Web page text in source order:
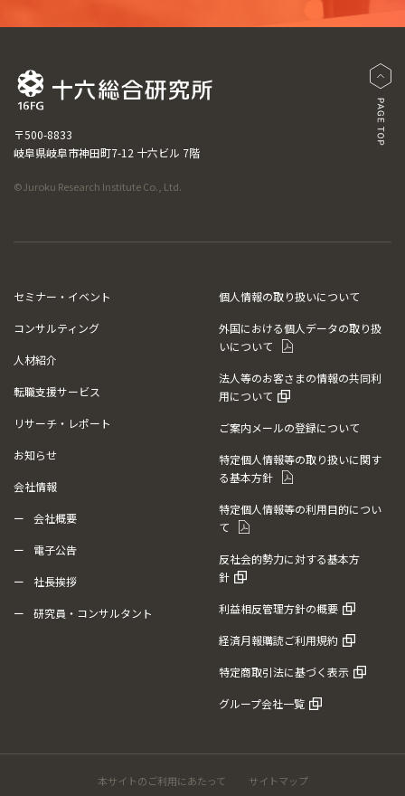
〒500-8833
岐阜県岐阜市神田町7-12 十六ビル 7階
©Juroku Research Institute Co., Ltd.
セミナー・イベント
コンサルティング
人材紹介
転職支援サービス
リサーチ・レポート
お知らせ
会社情報
会社概要
電子公告
社長挨拶
研究員・コンサルタント
個人情報の取り扱いについて
外国における個人データの取り扱
いについて
法人等のお客さまの情報の共同利
用について
ご案内メールの登録について
特定個人情報等の取り扱いに関す
る基本方針
特定個人情報等の利用目的につい
て
反社会的勢力に対する基本方
針
利益相反管理方針の概要
経済月報購読ご利用規約
特定商取引法に基づく表示
グループ会社一覧
本サイトのご利用にあたって サイトマップ